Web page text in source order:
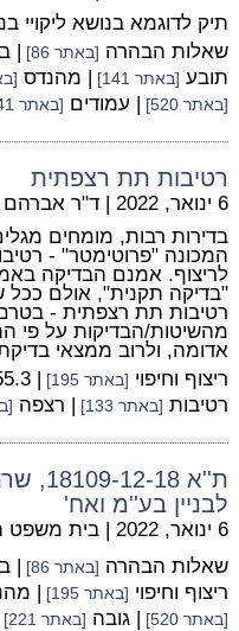
תיק לדוגמא בנושא ליקויי
שאלות הבהרה [באתר 86] |
תובע [באתר 141] | מהנדס
[באתר 520] | עמודים [באתר 241]
רטיבות תת רצפתית
6 ינואר, 2022 | ד"ר אברהם
בדירות רבות, מומחים
המכונה "פרוטימטר" -
לריצוף. אמנם הבדיקה
"בדיקה תקנית", אולם
רטיבות תת רצפתית -
מהשיטות/הבדיקות על פי
אדומה, ולרוב ממצאי
ריצוף וחיפוי [באתר 195] | 1555.3
רטיבות [באתר 133] | רצפה
ת''א
לבניין בע''מ ואח'
6 ינואר, 2022 | בית משפט
שאלות הבהרה [באתר 86] |
ריצוף וחיפוי [באתר 195] |
[באתר 520] | גובה [באתר 221]